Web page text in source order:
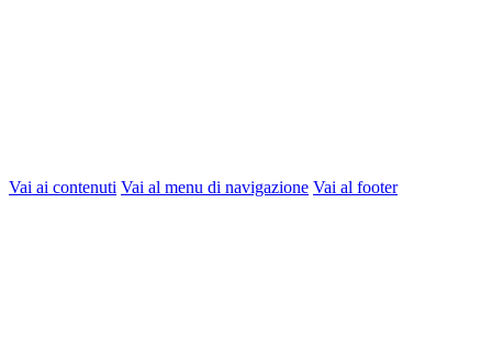
Vai ai contenuti Vai al menu di navigazione Vai al footer